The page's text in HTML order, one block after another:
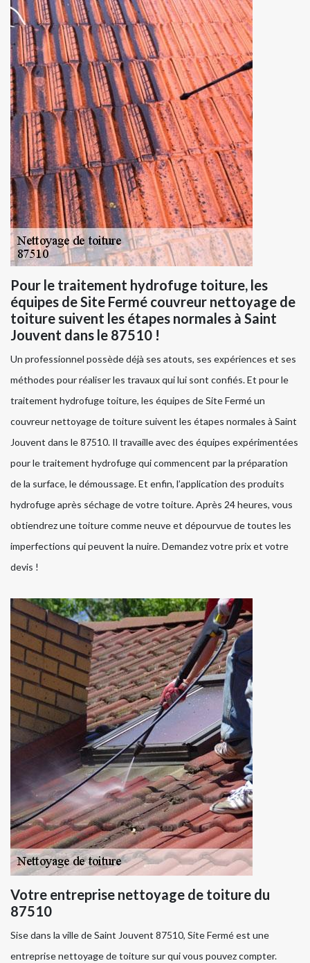
Pour le traitement hydrofuge toiture, les
équipes de Site Fermé couvreur nettoyage de
toiture suivent les étapes normales à Saint
Jouvent dans le 87510 !
Un professionnel possède déjà ses atouts, ses expériences et ses
méthodes pour réaliser les travaux qui lui sont confiés. Et pour le
traitement hydrofuge toiture, les équipes de Site Fermé un
couvreur nettoyage de toiture suivent les étapes normales à Saint
Jouvent dans le 87510. Il travaille avec des équipes expérimentées
pour le traitement hydrofuge qui commencent par la préparation
de la surface, le démoussage. Et enfin, l’application des produits
hydrofuge après séchage de votre toiture. Après 24 heures, vous
obtiendrez une toiture comme neuve et dépourvue de toutes les
imperfections qui peuvent la nuire. Demandez votre prix et votre
devis !
Votre entreprise nettoyage de toiture du
87510
Sise dans la ville de Saint Jouvent 87510, Site Fermé est une
entreprise nettoyage de toiture sur qui vous pouvez compter.